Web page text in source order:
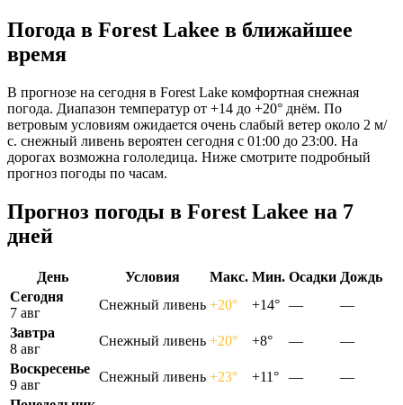
Погода в Forest Lakeе в ближайшее
время
В прогнозе на сегодня в Forest Lake комфортная снежная
погода. Диапазон температур от +14 до +20° днём. По
ветровым условиям ожидается очень слабый ветер около 2 м/
с. снежный ливень вероятен сегодня с 01:00 до 23:00. На
дорогах возможна гололедица. Ниже смотрите подробный
прогноз погоды по часам.
Прогноз погоды в Forest Lakeе на 7
дней
День Условия Макс. Мин. Осадки Дождь
Сегодня
7 авг
Снежный ливень +20° +14° —
—
Завтра
8 авг
Снежный ливень +20° +8° —
—
Воскресенье
9 авг
Снежный ливень +23° +11° —
—